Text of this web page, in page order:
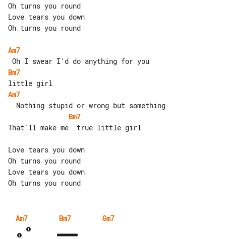
Oh turns you round
Love tears you down
Oh turns you round
Am7
Bm7
Am7
Bm7
That'll make me  true little girl
Love tears you down
Oh turns you round
Love tears you down
Am7 Bm7 Gm7